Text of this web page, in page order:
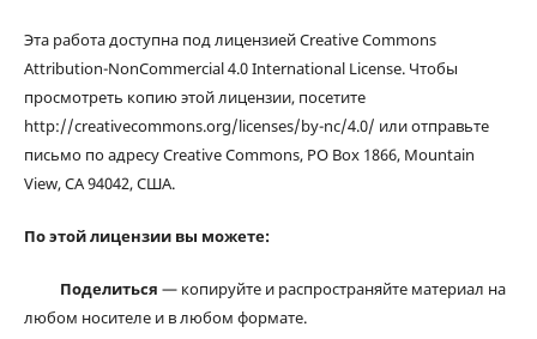
Эта работа доступна под лицензией Creative Commons
Attribution-NonCommercial 4.0 International License. Чтобы
просмотреть копию этой лицензии, посетите
http://creativecommons.org/licenses/by-nc/4.0/ или отправьте
письмо по адресу Creative Commons, PO Box 1866, Mountain
View, CA 94042, США.
По этой лицензии вы можете:
Поделиться — копируйте и распространяйте материал на
любом носителе и в любом формате.